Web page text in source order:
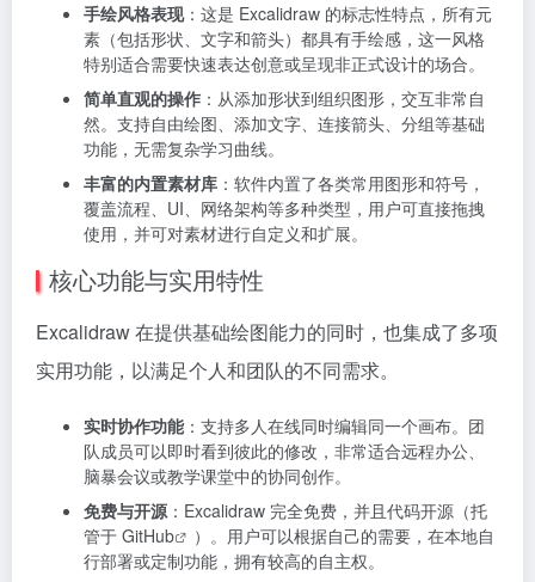
手绘风格表现：这是 Excalidraw 的标志性特点，所有元
素（包括形状、文字和箭头）都具有手绘感，这一风格
特别适合需要快速表达创意或呈现非正式设计的场合。
简单直观的操作 ：从添加形状到组织图形，交互非常自
然。支持自由绘图、添加文字、连接箭头、分组等基础
功能，无需复杂学习曲线。
丰富的内置素材库 ：软件内置了各类常用图形和符号，
覆盖流程、UI、网络架构等多种类型，用户可直接拖拽
使用，并可对素材进行自定义和扩展。
核心功能与实用特性
Excalidraw 在提供基础绘图能力的同时，也集成了多项
实用功能，以满足个人和团队的不同需求。
实时协作功能：支持多人在线同时编辑同一个画布。团
队成员可以即时看到彼此的修改，非常适合远程办公、
脑暴会议或教学课堂中的协同创作。
免费与开源：Excalidraw 完全免费，并且代码开源（托
管于 GitHub
）。用户可以根据自己的需要，在本地自
行部署或定制功能，拥有较高的自主权。